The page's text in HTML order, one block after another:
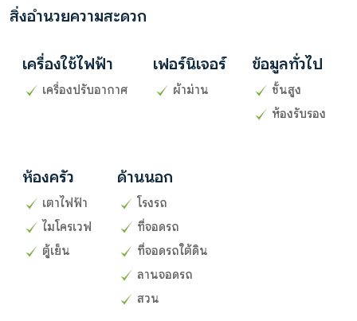
สิ่งอำนวยความสะดวก
เครื่องใช้ไฟฟ้า
เครื่องปรับอากาศ
เฟอร์นิเจอร์
ผ้าม่าน
ข้อมูลทั่วไป
ชั้นสูง
ห้องรับรอง
ห้องครัว
เตาไฟฟ้า
ไมโครเวฟ
ตู้เย็น
ด้านนอก
โรงรถ
ที่จอดรถ
ที่จอดรถใต้ดิน
ลานจอดรถ
สวน